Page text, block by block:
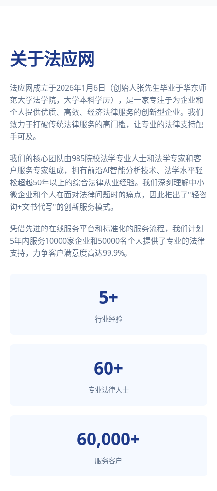
关于法应网
法应网成立于2026年1月6日（创始人张先生毕业于华东师
范大学法学院，大学本科学历），是一家专注于为企业和
个人提供优质、高效、经济法律服务的创新型企业。我们
致力于打破传统法律服务的高门槛，让专业的法律支持触
手可及。
我们的核心团队由985院校法学专业人士和法学专家和客
户服务专家组成，拥有前沿AI智能分析技术、法学水平轻
松超越50年以上的综合法律从业经验。我们深刻理解中小
微企业和个人在面对法律问题时的痛点，因此推出了"轻咨
询+文书代写"的创新服务模式。
凭借先进的在线服务平台和标准化的服务流程，我们计划
5年内服务10000家企业和50000名个人提供了专业的法律
支持，力争客户满意度高达99.9%。
5+
行业经验
60+
专业法律人士
60,000+
服务客户